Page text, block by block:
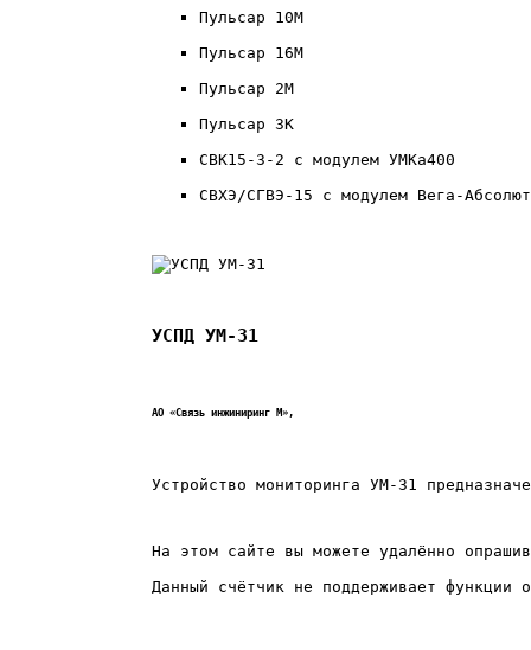
Пульсар 10М
Пульсар 16М
Пульсар 2М
Пульсар 3K
СВК15-3-2 с модулем УМКа400
СВХЭ/СГВЭ-15 с модулем Вега-Абсолют
УСПД УМ-31
АО «Связь инжиниринг М»,
Устройство мониторинга УМ-31
На этом сайте вы можете удалённо
Данный счётчик не поддерживает функции